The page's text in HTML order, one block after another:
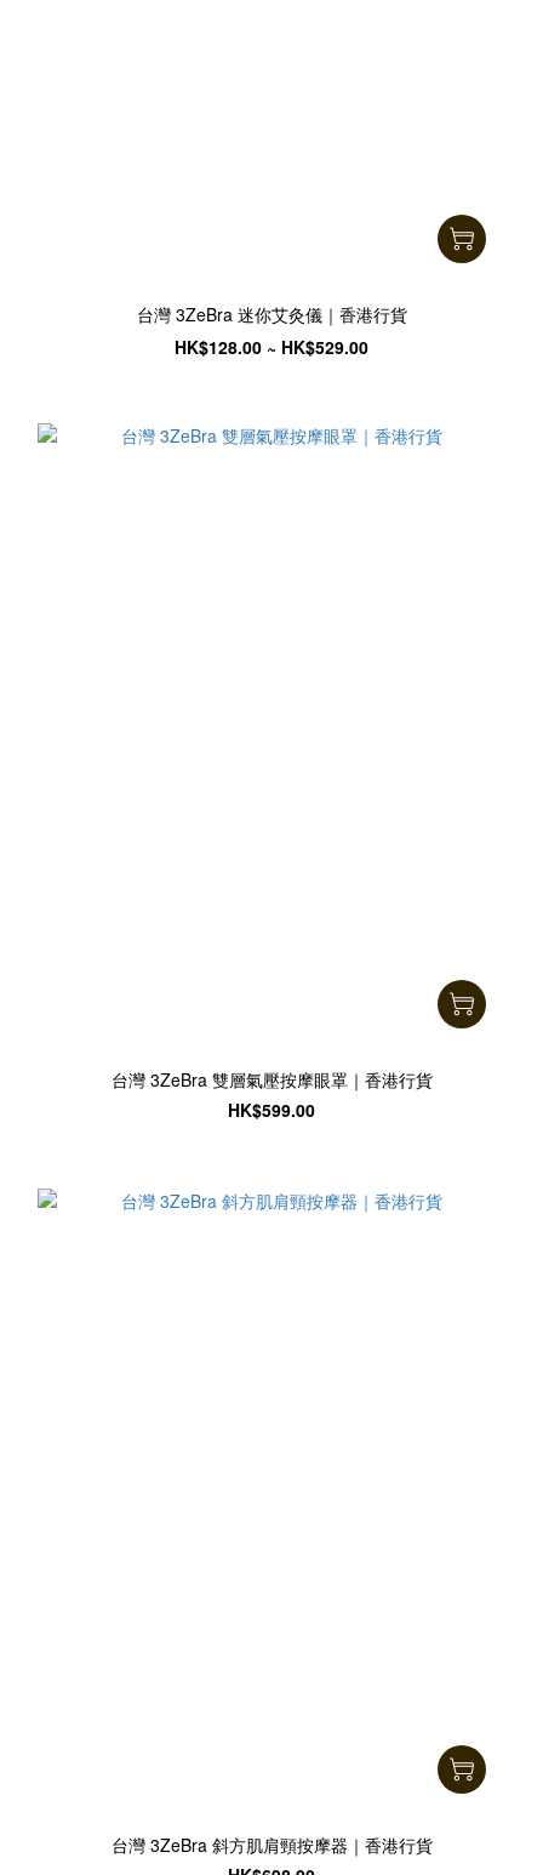
台灣 3ZeBra 迷你艾灸儀｜香港行貨
HK$128.00 ~ HK$529.00
台灣 3ZeBra 雙層氣壓按摩眼罩｜香港行貨
HK$599.00
台灣 3ZeBra 斜方肌肩頸按摩器｜香港行貨